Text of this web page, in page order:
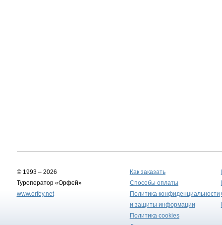
© 1993 – 2026
Туроператор «Орфей»
www.orfey.net
Как заказать
Способы оплаты
Политика конфиденциальности
и защиты информации
Политика cookies